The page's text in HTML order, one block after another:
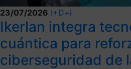
23/07/2026 I+D+i
Ikerlan integra
cuántica para
ciberseguridad de